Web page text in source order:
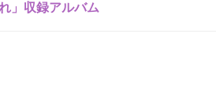
」収録アルバム